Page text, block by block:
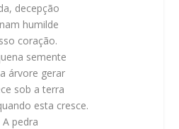
decepção
humilde
coração.
semente
árvore gerar
sob a terra
esta cresce.
A pedra